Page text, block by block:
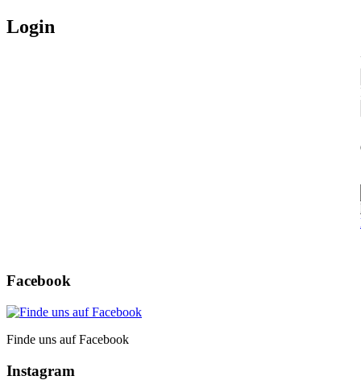
Login
Facebook
Finde uns auf Facebook
Instagram